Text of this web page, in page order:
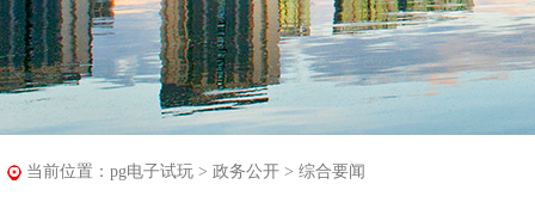
当前位置： pg电子试玩 > 政务公开 > 综合要闻